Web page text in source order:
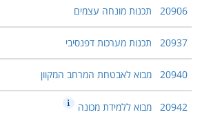
20906 תכנות מונחה עצמים
20937 תכנות מערכות דפנסיבי
20940 מבוא לאבטחת המרחב המקוון
20942 מבוא ללמידת מכונה